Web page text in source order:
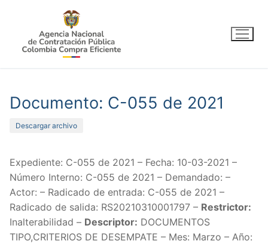
contenido
Documento: C-055 de 2021
Descargar archivo
Expediente: C-055 de 2021 – Fecha: 10-03-2021 –
Número Interno: C-055 de 2021 – Demandado: –
Actor: – Radicado de entrada: C-055 de 2021 –
Radicado de salida: RS20210310001797 – Restrictor:
Inalterabilidad – Descriptor: DOCUMENTOS
TIPO,CRITERIOS DE DESEMPATE – Mes: Marzo – Año: